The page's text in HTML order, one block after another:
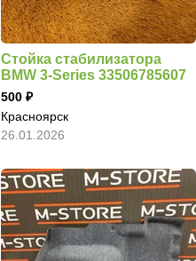
Стойка стабилизатора
BMW 3-Series 33506785607
500
Красноярск
26.01.2026